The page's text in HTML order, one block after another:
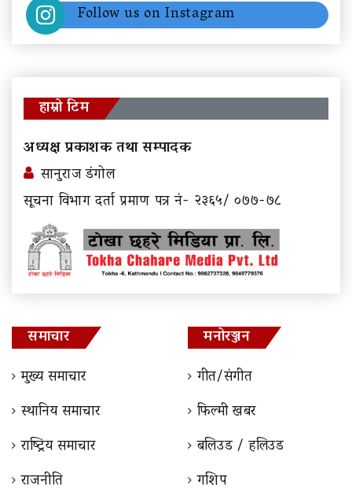
Follow us on Instagram
हाम्रो टिम
अध्यक्ष प्रकाशक तथा सम्पादक
सानुराज डंगोल
सूचना विभाग दर्ता प्रमाण पत्र नं- २३६५/ ०७७-७८
समाचार
मुख्य समाचार
स्थानिय समाचार
राष्ट्रिय समाचार
राजनीति
मनोरञ्जन
गीत/संगीत
फिल्मी खबर
बलिउड / हलिउड
गशिप